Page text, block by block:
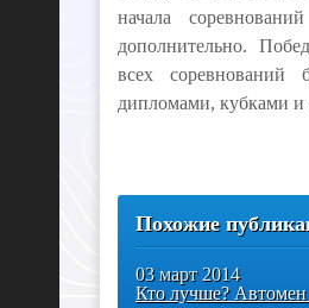
начала
дополнительно.
всех соревнований
дипломами, кубками и
Похожие
03 март 2014
Кто лучше? Автомен